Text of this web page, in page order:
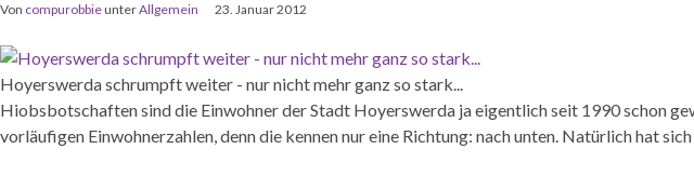
Von compurobbieunterAllgemein 23. Januar 2012
Hoyerswerda schrumpft weiter - nur nicht mehr ganz so stark...
Hiobsbotschaften sind die Einwohner der Stadt Hoyerswerda ja eigentlich seit 1990 schon
vorläufigen Einwohnerzahlen, denn die kennen nur eine Richtung: nach unten. Natürlich hat